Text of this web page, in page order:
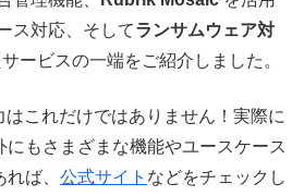
ス対応、そしてランサムウェア対
ービスの一端をご紹介しました。
はこれだけではありません！実際に
にもさまざまな機能やユースケース
ば、 公式サイト などをチェックし